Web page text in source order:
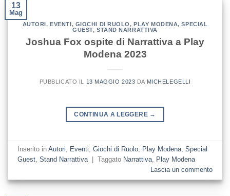
13
Mag
AUTORI,EVENTI, GIOCHI DI RUOLO,PLAY MODENA,SPECIAL
GUEST, STAND NARRATTIVA
Joshua Fox ospite di Narrattiva a Play
Modena 2023
PUBBLICATO IL 13 MAGGIO 2023 DA MICHELEGELLI
CONTINUA A LEGGERE →
Inserito inAutori Eventi ,Giochi di Ruolo Play Modena ,Special
Guest ,Stand Narrattiva Taggato Narrattiva
Play Modena
Lascia un commento